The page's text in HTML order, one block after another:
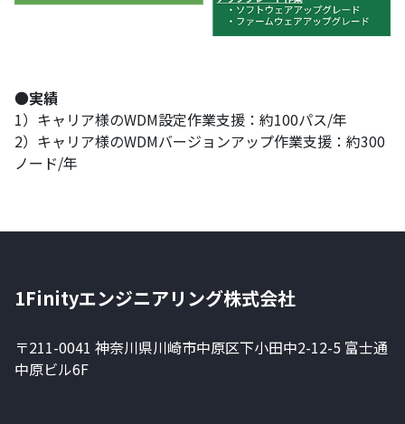
●実績
1）キャリア様のWDM設定作業支援：約100パス/年
2）キャリア様のWDMバージョンアップ作業支援：約300
ノード/年
1Finityエンジニアリング株式会社
〒211-0041 神奈川県川崎市中原区下小田中2-12-5 富士通
中原ビル6F